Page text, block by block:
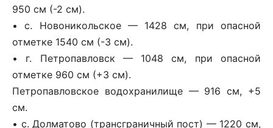
950 см (-2 см).
• с. Новоникольское — 1428 см, при опасной
отметке 1540 см (-3 см).
• г. Петропавловск — 1048 см, при опасной
отметке 960 см (+3 см).
Петропавловское водохранилище — 916 см, +5
см.
• с. Долматово (трансграничный пост) — 1220 см,